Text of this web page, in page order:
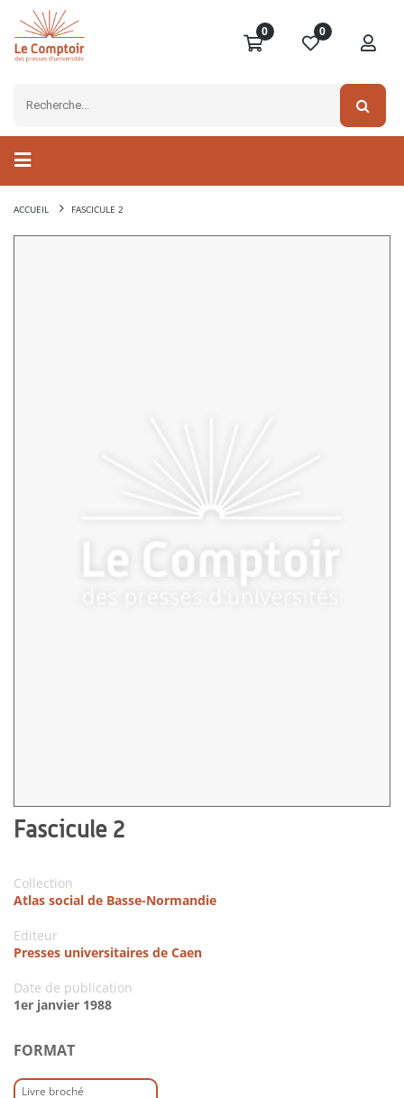
0 0
ACCUEIL FASCICULE 2
Fascicule 2
Collection
Atlas social de Basse-Normandie
Editeur
Presses universitaires de Caen
Date de publication
1er janvier 1988
FORMAT
Livre broché